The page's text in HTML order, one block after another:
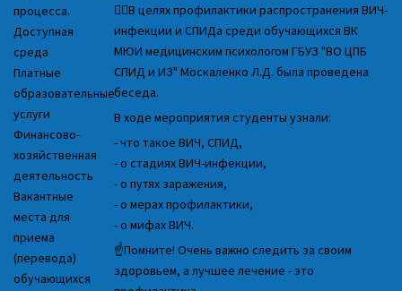
👩‍⚕В целях профилактики распространения ВИЧ-
инфекции и СПИДа среди обучающихся ВК
МЮИ медицинским психологом ГБУЗ "ВО ЦПБ
СПИД и ИЗ" Москаленко Л.Д. была проведена
беседа.
В ходе мероприятия студенты узнали:
- что такое ВИЧ, СПИД,
- о стадиях ВИЧ-инфекции,
- о путях заражения,
- о мерах профилактики,
- о мифах ВИЧ.
☝Помните! Очень важно следить за своим
здоровьем, а лучшее лечение - это
процесса.
Доступная
среда
Платные
образовательные
услуги
Финансово-
хозяйственная
деятельность
Вакантные
места для
приема
(перевода)
обучающихся